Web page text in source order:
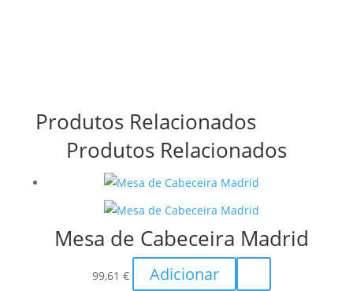
Produtos Relacionados
Produtos Relacionados
Mesa de Cabeceira Madrid
99,61€ Adicionar